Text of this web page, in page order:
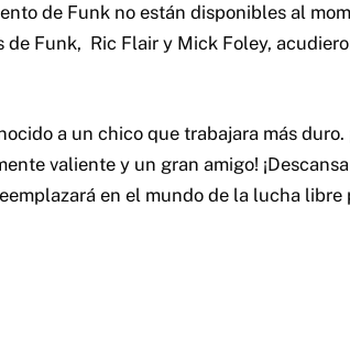
de Funk no están disponibles al
de Funk, Ric Flair y Mick Foley,
a un chico que trabajara más duro.
valiente y un gran amigo!
en el mundo de la lucha libre